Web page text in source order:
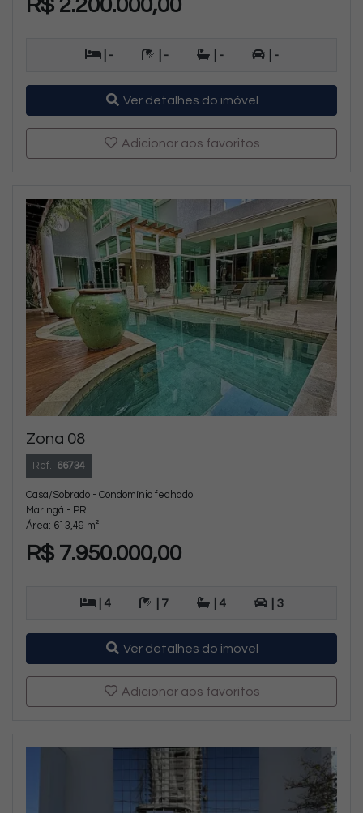
R$ 2.200.000,00
| - | - | - | -
Ver detalhes do imóvel
Adicionar aos favoritos
Zona 08
Ref.: 66734
Casa/Sobrado - Condomínio fechado
Maringá - PR
Área: 613,49 m²
R$ 7.950.000,00
| 4 | 7 | 4 | 3
Ver detalhes do imóvel
Adicionar aos favoritos